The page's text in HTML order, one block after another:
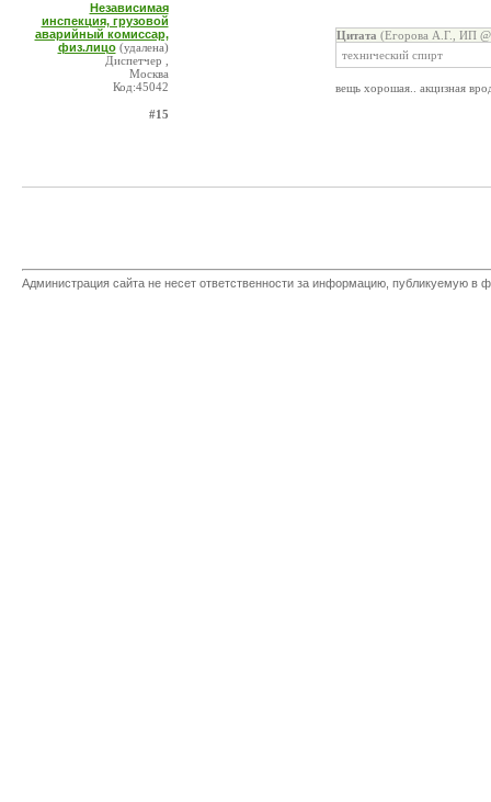
Независимая
инспекция, грузовой
аварийный комиссар,
физ.лицо (удалена)
Диспетчер ,
Москва
Код:45042
#15
Цитата (Егорова А.Г., ИП
технический спирт
вещь хорошая.. акцизная
Администрация сайта не несет ответственности за информацию, публикуемую